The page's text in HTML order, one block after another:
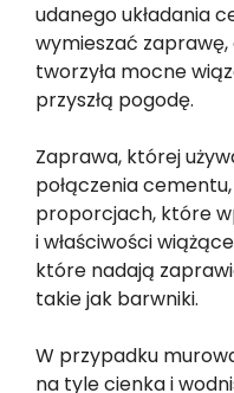
udanego układania
wymieszać zaprawę,
tworzyła mocne
przyszłą pogodę.
Zaprawa, której
połączenia
proporcjach, które
i właściwości
które nadają
takie jak barwniki.
W przypadku
na tyle cienka i